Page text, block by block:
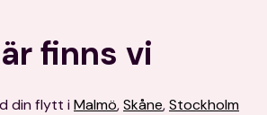
finns vi
din flytt i Malmö,Skåne,Stockholm